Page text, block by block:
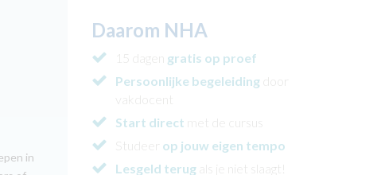
in
Daarom NHA
15 dagen gratis op proef
Persoonlijke begeleiding door
vakdocent
Start direct met de cursus
Studeer op jouw eigen tempo
Lesgeld terug als je niet slaagt!